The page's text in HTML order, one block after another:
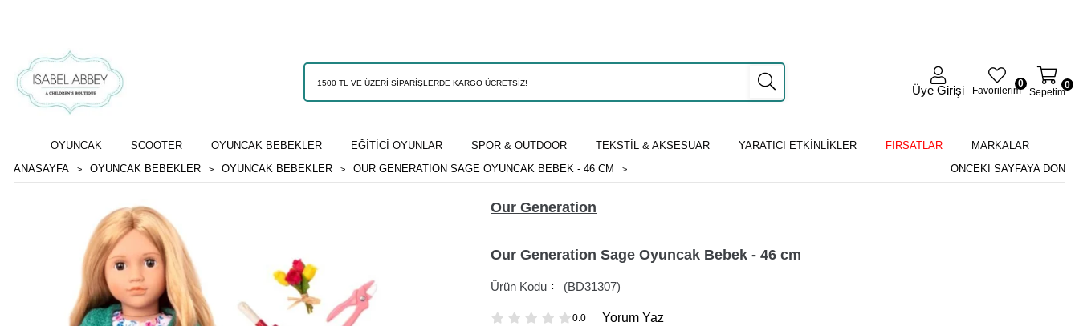
Üye Girişi Favorilerim
0
Sepetim
0
OYUNCAK SCOOTER OYUNCAK BEBEKLER EĞİTİCİ OYUNLAR SPOR & OUTDOOR TEKSTİL & AKSESUAR YARATICI ETKİNLİKLER FIRSATLAR
MARKALAR
ANASAYFA
OYUNCAK BEBEKLER OYUNCAK BEBEKLER OUR GENERATION SAGE OYUNCAK BEBEK - 46 CM ÖNCEKI SAYFAYA DÖN
Our Generation
Our Generation Sage Oyuncak Bebek - 46 cm
(BD31307)
0.0 Yorum Yaz